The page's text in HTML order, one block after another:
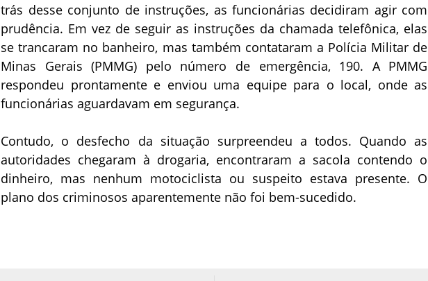
trás desse conjunto de instruções, as funcionárias decidiram agir com
prudência. Em vez de seguir as instruções da chamada telefônica, elas
se trancaram no banheiro, mas também contataram a Polícia Militar de
Minas Gerais (PMMG) pelo número de emergência, 190. A PMMG
respondeu prontamente e enviou uma equipe para o local, onde as
funcionárias aguardavam em segurança.
Contudo, o desfecho da situação surpreendeu a todos. Quando as
autoridades chegaram à drogaria, encontraram a sacola contendo o
dinheiro, mas nenhum motociclista ou suspeito estava presente. O
plano dos criminosos aparentemente não foi bem-sucedido.